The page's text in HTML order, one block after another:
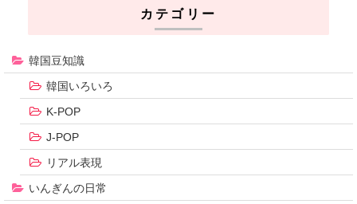
カテゴリー
韓国豆知識
韓国いろいろ
K-POP
J-POP
リアル表現
いんぎんの日常